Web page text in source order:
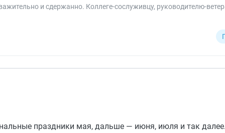
и сдержанно. Коллеге-сослуживцу, руководителю-
праздники мая, дальше — июня, июля и так